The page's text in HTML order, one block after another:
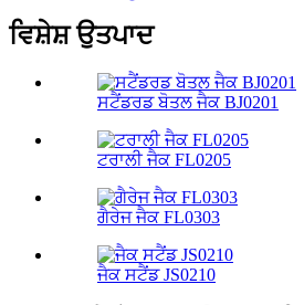
ਵਿਸ਼ੇਸ਼ ਉਤਪਾਦ
ਸਟੈਂਡਰਡ ਬੋਤਲ ਜੈਕ BJ0201
ਟਰਾਲੀ ਜੈਕ FL0205
ਗੈਰੇਜ ਜੈਕ FL0303
ਜੈਕ ਸਟੈਂਡ JS0210